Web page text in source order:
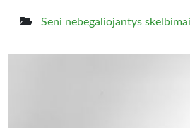
Seni nebegaliojantys skelbimai